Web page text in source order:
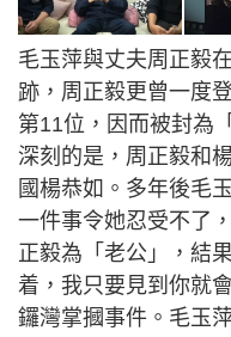
毛玉萍與丈夫周正毅
跡，周正毅更曾一度
第11位，因而被封為
深刻的是，周正毅和
國楊恭如。多年後毛
一件事令她忍受不了
正毅為「老公」，結
着，我只要見到你就
鑼灣掌摑事件。毛玉